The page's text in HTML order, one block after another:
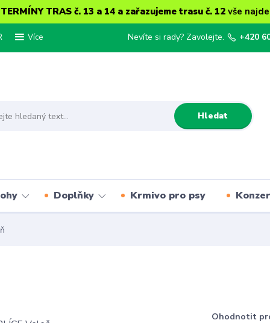
TRAS č. 13 a 14 a zařazujeme trasu č. 12vše
Více
Hledat
Nevíte si rady? Zavolejte. +420
Doplňky Krmivo pro psy
Ohodnotit